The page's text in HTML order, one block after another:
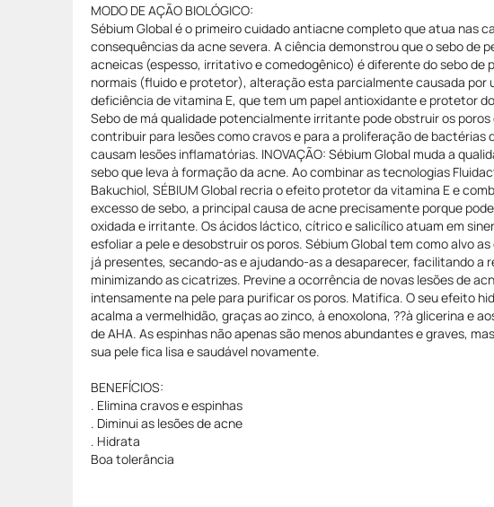
MODO DE AÇÃO BIOLÓGICO:
Sébium Global é o primeiro cuidado antiacne completo que atua nas
consequências da acne severa. A ciência demonstrou que o sebo de
acneicas (espesso, irritativo e comedogênico) é diferente do sebo de
normais (fluido e protetor), alteração esta parcialmente causada por
deficiência de vitamina E, que tem um papel antioxidante e protetor
Sebo de má qualidade potencialmente irritante pode obstruir os poros
contribuir para lesões como cravos e para a proliferação de bactérias
causam lesões inflamatórias. INOVAÇÃO: Sébium Global muda a
sebo que leva à formação da acne. Ao combinar as tecnologias
Bakuchiol, SÉBIUM Global recria o efeito protetor da vitamina E e
excesso de sebo, a principal causa de acne precisamente porque
oxidada e irritante. Os ácidos láctico, cítrico e salicílico atuam em
esfoliar a pele e desobstruir os poros. Sébium Global tem como alvo
já presentes, secando-as e ajudando-as a desaparecer, facilitando a
minimizando as cicatrizes. Previne a ocorrência de novas lesões de
intensamente na pele para purificar os poros. Matifica. O seu efeito
acalma a vermelhidão, graças ao zinco, à enoxolona, ??à glicerina e
de AHA. As espinhas não apenas são menos abundantes e graves,
sua pele fica lisa e saudável novamente.
BENEFÍCIOS:
. Elimina cravos e espinhas
. Diminui as lesões de acne
. Hidrata
Boa tolerância